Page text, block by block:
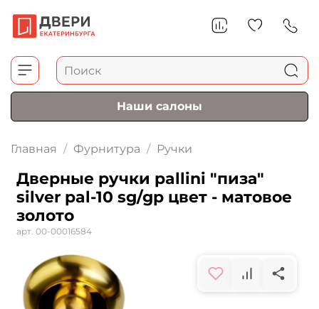
Наши салоны
Главная Фурнитура Ручки
Дверные ручки pallini "пиза"
silver pal-10 sg/gp цвет - матовое
золото
арт. 00-00016584